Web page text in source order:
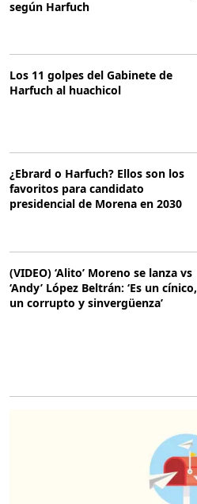
según Harfuch
Los 11 golpes del Gabinete de
Harfuch al huachicol
¿Ebrard o Harfuch? Ellos son los
favoritos para candidato
presidencial de Morena en 2030
(VIDEO) ‘Alito’ Moreno se lanza vs
‘Andy’ López Beltrán: ‘Es un cínico,
un corrupto y sinvergüenza’